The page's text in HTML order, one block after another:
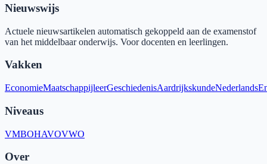
Nieuwswijs
Actuele nieuwsartikelen automatisch gekoppeld aan de examenstof
van het middelbaar onderwijs. Voor docenten en leerlingen.
Vakken
EconomieMaatschappijleerGeschiedenisAardrijkskundeNederlands
Niveaus
VMBOHAVOVWO
Over